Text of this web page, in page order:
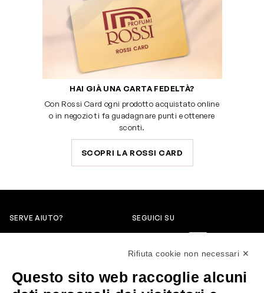
HAI GIÀ UNA CARTA FEDELTÀ?
Con Rossi Card ogni prodotto acquistato online
o in negozio ti fa guadagnare punti e ottenere
sconti.
SCOPRI LA ROSSI CARD
SERVE AIUTO?
servizioclienti@rossiprofumi.it
SEGUICI SU
Rifiuta cookie non necessari ✕
Questo sito web raccoglie alcuni